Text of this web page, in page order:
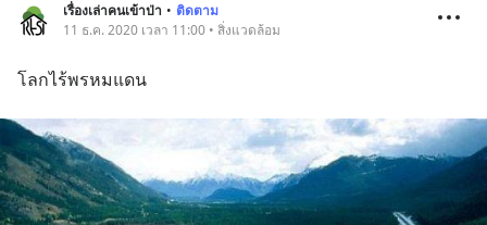
เรื่องเล่าคนเข้าป่า • ติดตาม
11 ธ.ค. 2020 เวลา 11:00 • สิ่งแวดล้อม
โลกไร้พรหมแดน